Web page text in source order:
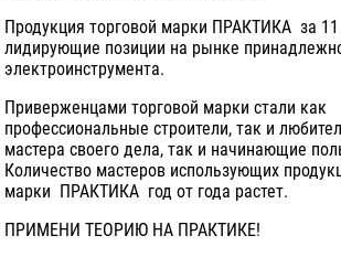
Продукция торговой марки ПРАКТИКА за 11
лидирующие позиции на рынке
электроинструмента.
Приверженцами торговой марки стали как
профессиональные строители, так и
мастера своего дела, так и начинающие
Количество мастеров использующих
марки ПРАКТИКА год от года растет.
ПРИМЕНИ ТЕОРИЮ НА ПРАКТИКЕ!